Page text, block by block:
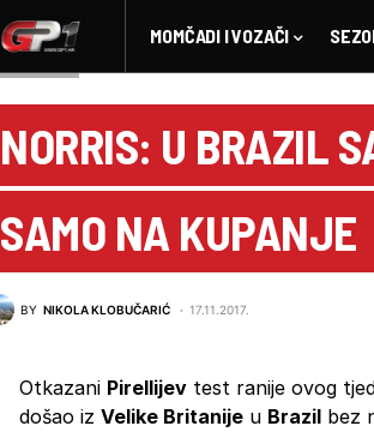
MOMČADI I VOZAČI
NORRIS: U BRAZIL
SAMO NA KUPANJE
BY NIKOLA KLOBUČARIĆ 17.11.2017.
Otkazani Pirellijev test ranije ovog
došao iz Velike Britanije u Brazil bez